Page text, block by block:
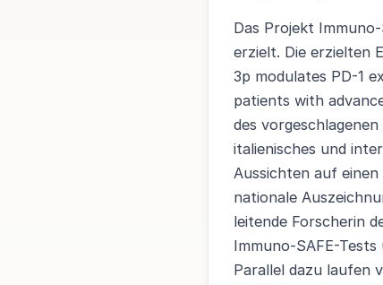
Das Projekt
erzielt. Die erzielten
3p modulates PD-1
patients with
des
italienisches und
Aussichten auf
nationale
leitende Forscherin
Immuno-SAFE-
Parallel dazu laufen